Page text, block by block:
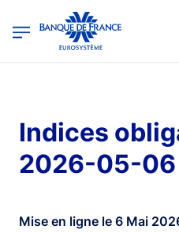
Banque de France - Menu
Indices
2026-05-06
Mise en ligne le 6 Mai